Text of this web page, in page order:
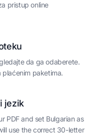
pristup online
da ga odaberete.
plaćenim paketima.
jezik
PDF and set Bulgarian as
use the correct 30-letter